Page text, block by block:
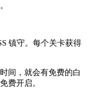
镇守。每个关卡获得
间，就会有免费的白
费开启。